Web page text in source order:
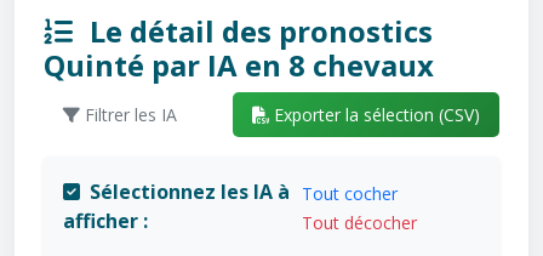
Le détail des pronostics
Quinté par IA en 8 chevaux
Filtrer les IA Exporter la sélection (CSV)
Sélectionnez les IA à
afficher :
Tout cocher
Tout décocher